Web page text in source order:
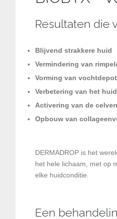
Resultaten die
Blijvend strakkere huid
Vermindering van
Vorming van
Verbetering van het
Activering van de
Opbouw van
DERMADROP is het
het hele lichaam, met op
elke huidconditie.
Een